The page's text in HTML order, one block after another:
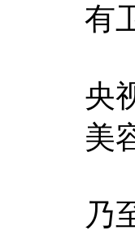
有
央
美
乃